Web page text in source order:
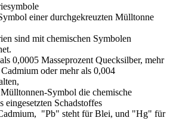
einer durchgekreuzten Mülltonne
sind mit chemischen Symbolen
0,0005 Masseprozent Quecksilber, mehr
oder mehr als 0,004
Symbol die chemische
eingesetzten Schadstoffes
"Pb" steht für Blei, und "Hg" für